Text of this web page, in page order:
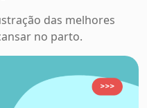
das melhores
no parto.